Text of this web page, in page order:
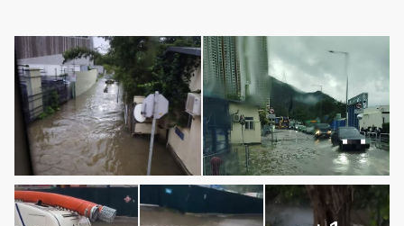
頭條搵工 EDUPLUS
關於我們
聯絡我們
隱私政策聲明
使用條款
版權及免責聲明